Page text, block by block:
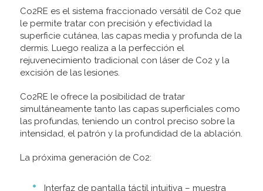
Co2RE es el sistema fraccionado versátil de Co2 que
le permite tratar con precisión y efectividad la
superficie cutánea, las capas media y profunda de la
dermis. Luego realiza a la perfección el
rejuvenecimiento tradicional con láser de Co2 y la
excisión de las lesiones.
Co2RE le ofrece la posibilidad de tratar
simultáneamente tanto las capas superficiales como
las profundas, teniendo un control preciso sobre la
intensidad, el patrón y la profundidad de la ablación.
La próxima generación de Co2:
Interfaz de pantalla táctil intuitiva – muestra